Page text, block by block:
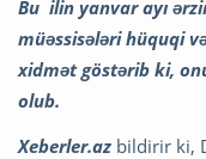
Bu ilin yanvar ayı
müəssisələri hüquqi
xidmət göstərib ki,
olub.
Xeberler.az bildirir ki,